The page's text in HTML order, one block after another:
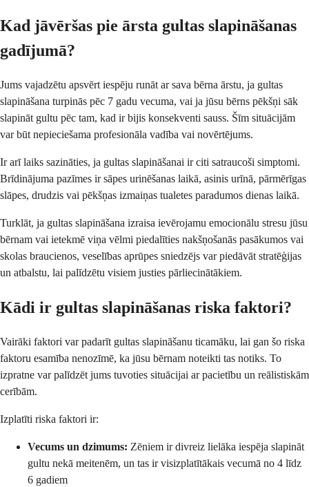
Kad jāvēršas pie ārsta gultas slapināšanas
gadījumā?
Jums vajadzētu apsvērt iespēju runāt ar sava bērna ārstu, ja gultas
slapināšana turpinās pēc 7 gadu vecuma, vai ja jūsu bērns pēkšņi sāk
slapināt gultu pēc tam, kad ir bijis konsekventi sauss. Šīm situācijām
var būt nepieciešama profesionāla vadība vai novērtējums.
Ir arī laiks sazināties, ja gultas slapināšanai ir citi satraucoši simptomi.
Brīdinājuma pazīmes ir sāpes urinēšanas laikā, asinis urīnā, pārmērīgas
slāpes, drudzis vai pēkšņas izmaiņas tualetes paradumos dienas laikā.
Turklāt, ja gultas slapināšana izraisa ievērojamu emocionālu stresu jūsu
bērnam vai ietekmē viņa vēlmi piedalīties nakšņošanās pasākumos vai
skolas braucienos, veselības aprūpes sniedzējs var piedāvāt stratēģijas
un atbalstu, lai palīdzētu visiem justies pārliecinātākiem.
Kādi ir gultas slapināšanas riska faktori?
Vairāki faktori var padarīt gultas slapināšanu ticamāku, lai gan šo riska
faktoru esamība nenozīmē, ka jūsu bērnam noteikti tas notiks. To
izpratne var palīdzēt jums tuvoties situācijai ar pacietību un reālistiskām
cerībām.
Izplatīti riska faktori ir:
Vecums un dzimums: Zēniem ir divreiz lielāka iespēja slapināt
gultu nekā meitenēm, un tas ir visizplatītākais vecumā no 4 līdz
6 gadiem